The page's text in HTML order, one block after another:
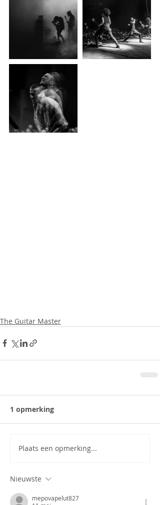
The Guitar Master
1 opmerking
Plaats een opmerking...
Nieuwste
mepovapelut827